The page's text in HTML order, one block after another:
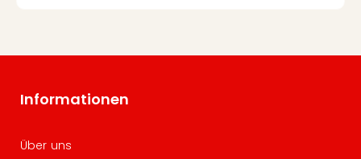
Informationen
Über uns